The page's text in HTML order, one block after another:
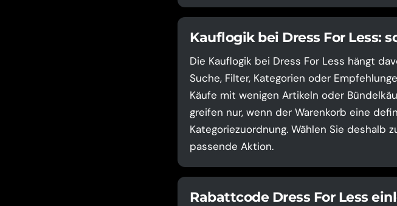
Kauflogik bei Dress For Less:
Die Kauflogik bei Dress For Less hängt
Suche, Filter, Kategorien oder
Käufe mit wenigen Artikeln oder
greifen nur, wenn der Warenkorb eine
Kategoriezuordnung. Wählen Sie
passende Aktion.
Rabattcode Dress For Less